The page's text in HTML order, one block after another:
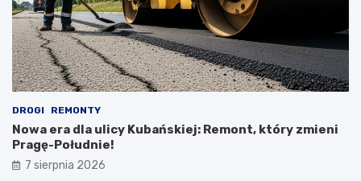
DROGI REMONTY
Nowa era dla ulicy Kubańskiej: Remont, który zmieni
Pragę-Południe!
7 sierpnia 2026